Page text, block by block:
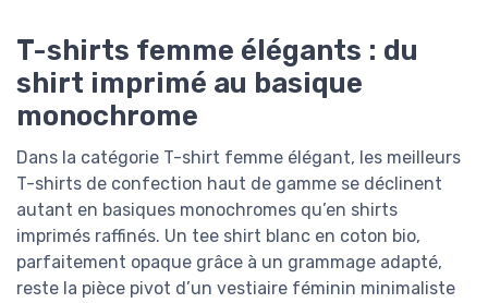
T-shirts femme élégants : du
shirt imprimé au basique
monochrome
Dans la catégorie T-shirt femme élégant, les meilleurs
T-shirts de confection haut de gamme se déclinent
autant en basiques monochromes qu’en shirts
imprimés raffinés. Un tee shirt blanc en coton bio,
parfaitement opaque grâce à un grammage adapté,
reste la pièce pivot d’un vestiaire féminin minimaliste